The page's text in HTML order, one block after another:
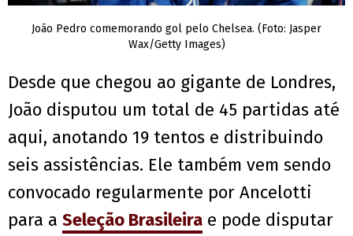
João Pedro comemorando gol pelo Chelsea. (Foto: Jasper
Wax/Getty Images)
Desde que chegou ao gigante de Londres,
João disputou um total de 45 partidas até
aqui, anotando 19 tentos e distribuindo
seis assistências. Ele também vem sendo
convocado regularmente por Ancelotti
para a Seleção Brasileira e pode disputar